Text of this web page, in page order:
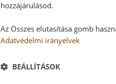
hozzájárulásod.
Az Összes elutasítása gomb
Adatvédelmi irányelvek
BEÁLLÍTÁSOK